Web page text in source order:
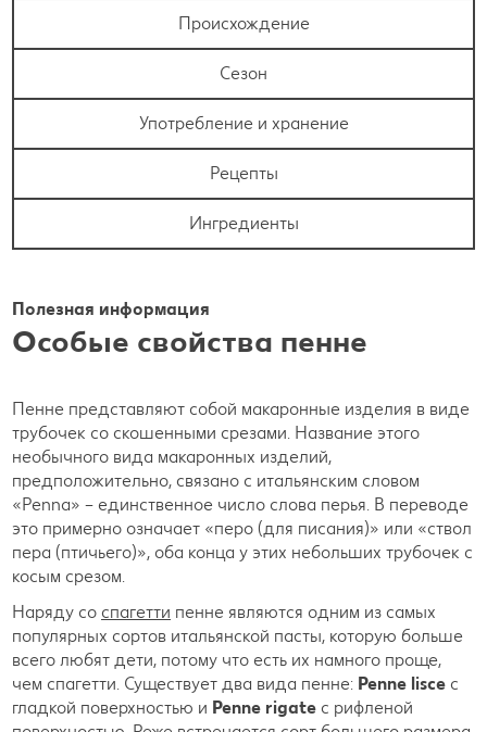
Происхождение
Сезон
Употребление и хранение
Рецепты
Ингредиенты
Полезная информация
Особые свойства пенне
Пенне представляют собой макаронные изделия в виде
трубочек со скошенными срезами. Название этого
необычного вида макаронных изделий,
предположительно, связано с итальянским словом
«Penna» – единственное число слова перья. В переводе
это примерно означает «перо (для писания)» или «ствол
пера (птичьего)», оба конца у этих небольших трубочек с
косым срезом.
Наряду со спагетти пенне являются одним из самых
популярных сортов итальянской пасты, которую больше
всего любят дети, потому что есть их намного проще,
чем спагетти. Существует два вида пенне: Penne lisce с
гладкой поверхностью и Penne rigate с рифленой